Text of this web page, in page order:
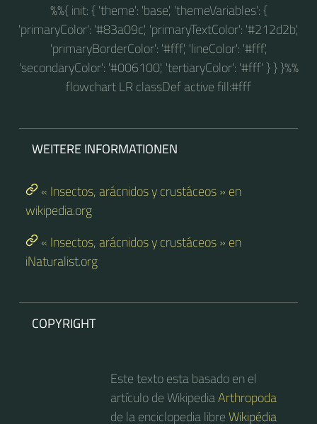
%%{ init: { 'theme': 'base', 'themeVariables': {
'primaryColor': '#83a09c', 'primaryTextColor': '#212d2b',
'primaryBorderColor': '#fff', 'lineColor': '#fff',
'secondaryColor': '#006100', 'tertiaryColor': '#fff' } } }%%
flowchart LR classDef active fill:#fff
WEITERE INFORMATIONEN
« Insectos, arácnidos y crustáceos » en
wikipedia.org
« Insectos, arácnidos y crustáceos » en
iNaturalist.org
COPYRIGHT
Este texto esta basado en el
artículo de WikipediaArthropoda
de la enciclopedia libreWikipédia